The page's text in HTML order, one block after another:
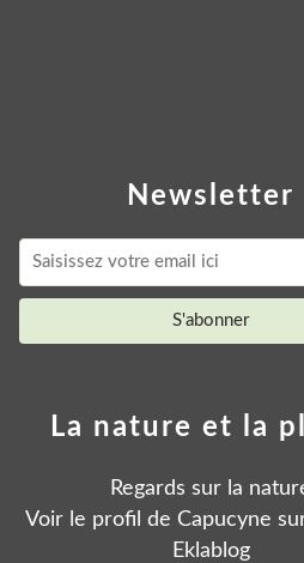
Newsletter
La nature et la
Regards sur la
Voir le profil de Capucyne
Eklablog